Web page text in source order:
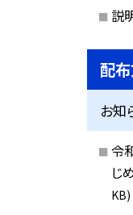
説
配
お知
令
じ
KB)